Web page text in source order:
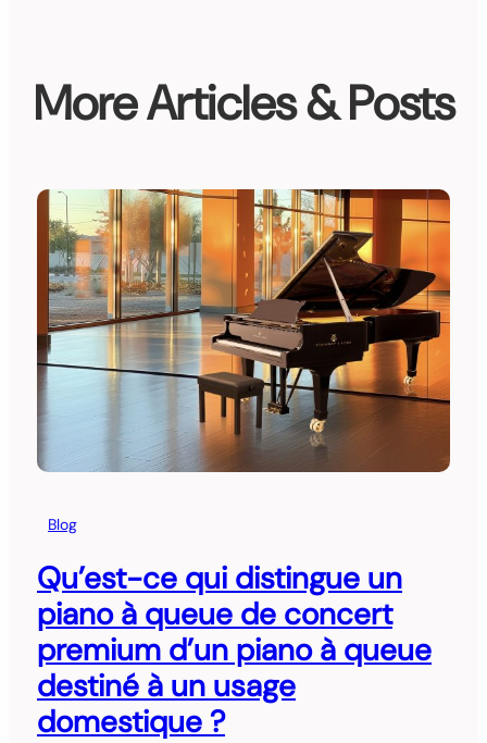
More Articles & Posts
Blog
Qu’est-ce qui distingue un
piano à queue de concert
premium d’un piano à queue
destiné à un usage
domestique ?